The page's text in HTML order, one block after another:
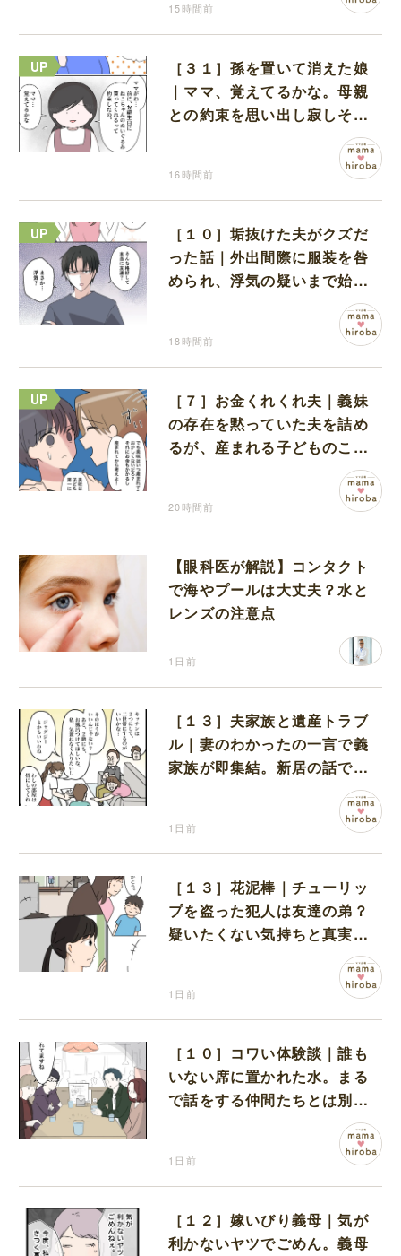
15時間前
［３１］孫を置いて消えた娘
｜ママ、覚えてるかな。母親
との約束を思い出し寂しそう
16時間前
［１０］垢抜けた夫がクズだ
った話｜外出間際に服装を咎
められ、浮気の疑いまで始め
18時間前
［７］お金くれくれ夫｜義妹
の存在を黙っていた夫を詰め
るが、産まれる子どものこと
を第一に考えてと流される
20時間前
【眼科医が解説】コンタクト
で海やプールは大丈夫？水と
レンズの注意点
1日前
［１３］夫家族と遺産トラブ
ル｜妻のわかったの一言で義
家族が即集結。新居の話で盛
り上がる義家族を置いて実家
1日前
［１３］花泥棒｜チューリッ
プを盗った犯人は友達の弟？
疑いたくない気持ちと真実の
1日前
［１０］コワい体験談｜誰も
いない席に置かれた水。まる
で話をする仲間たちとは別に
1日前
［１２］嫁いびり義母｜気が
利かないヤツでごめん。義母